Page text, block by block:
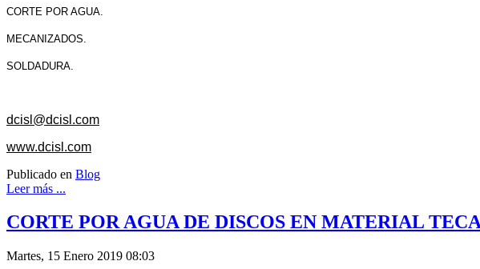
CORTE POR AGUA.
MECANIZADOS.
SOLDADURA.
dcisl@dcisl.com
www.dcisl.com
Publicado en Blog
Leer más ...
CORTE POR AGUA DE DISCOS EN MATERIAL
Martes, 15 Enero 2019 08:03